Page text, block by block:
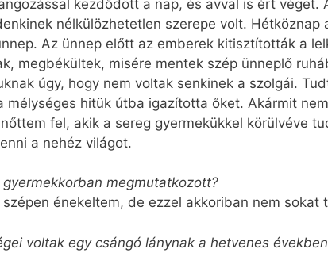
kezdődött a nap, és avval is ért
nélkülözhetetlen szerepe volt.
Az ünnep előtt az emberek kitisztították a
megbékültek, misére mentek szép ünneplő
úgy, hogy nem voltak senkinek a szolgái.
mélységes hitük útba igazította őket. Akármit
fel, akik a sereg gyermekükkel körülvéve
a nehéz világot.
gyermekkorban megmutatkozott?
énekeltem, de ezzel akkoriban nem
voltak egy csángó lánynak a hetvenes